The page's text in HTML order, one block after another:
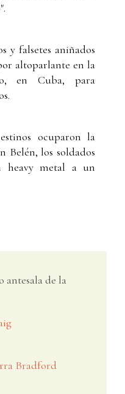
y falsetes aniñados
altoparlante en la
en Cuba, para
ocuparon la
Belén, los soldados
heavy metal a un
antesala de la
Bradford